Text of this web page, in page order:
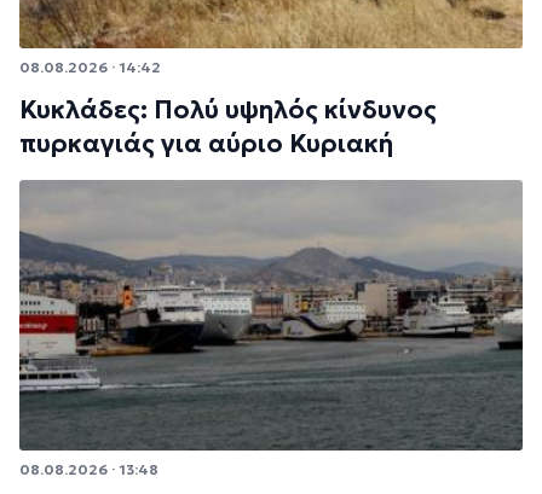
08.08.2026 · 14:42
Κυκλάδες: Πολύ υψηλός κίνδυνος
πυρκαγιάς για αύριο Κυριακή
08.08.2026 · 13:48